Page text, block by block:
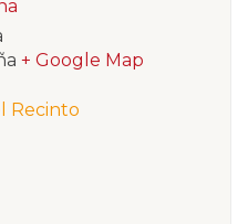
+ Google Map
Recinto